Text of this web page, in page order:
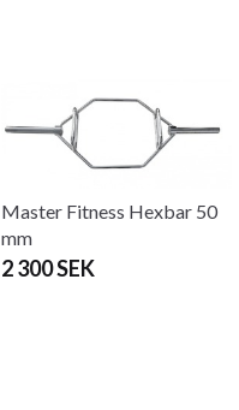
Master Fitness Hexbar 50
mm
2 300 SEK